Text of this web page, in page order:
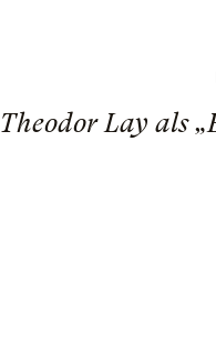
Theodor Lay als